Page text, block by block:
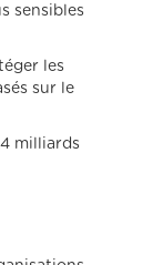
sensibles
les
sur le
milliards